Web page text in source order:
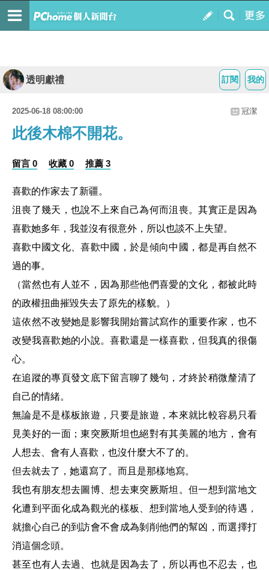
我的
訂閱
透明獻禮
2025-06-18 08:00:00 冠潔
此後木棉不開花。
留言 0 收藏 0 推薦 3
喜歡的作家去了新疆。
沮喪了幾天，也說不上來自己為何而沮喪。其實正是因為
喜歡她多年，我並沒有很意外，所以也談不上失望。
喜歡中國文化、喜歡中國，於是傾向中國，都是再自然不
過的事。
（當然也有人並不，因為那些他們喜愛的文化，都被此時
的政權扭曲摧毀失去了原先的樣貌。）
這依然不改變她是影響我開始嘗試寫作的重要作家，也不
改變我喜歡她的小說。喜歡還是一樣喜歡，但我真的很傷
心。
在追蹤的專頁發文底下留言​聊了幾句，才終於稍微釐清了
自己的情緒。
無論是不是樣板旅遊，只要是旅遊，本來就比較容易只看
見美好的一面；東突厥斯坦也絕對有其美麗的地方，會有
人想去、會有人喜歡，也沒什麼大不了的。
但去就去了，她還寫了。而且是那樣地寫。
我也有朋友想去圖博、想去東突厥斯坦。但一想到當地文
化遭到平面化成為觀光的樣板、想到當地人受到的待遇，
就擔心自己的到訪會不會成為剝削他們的幫凶，而選擇打
消這個念頭。
甚至也有人去過、也就是因為去了，所以再也不忍去，也